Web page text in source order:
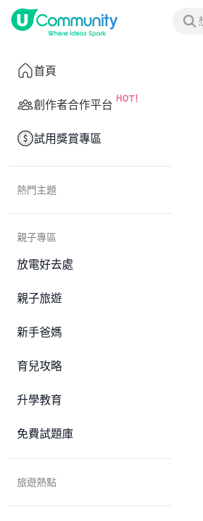
首頁
創作者合作平台
試用獎賞專區
熱門主題
親子專區
放電好去處
親子旅遊
新手爸媽
育兒攻略
升學教育
免費試題庫
旅遊熱點